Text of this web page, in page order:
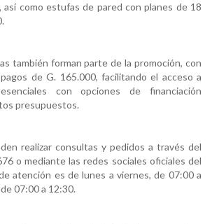
así como estufas de pared con planes de 18
también forman parte de la promoción, con
de G. 165.000, facilitando el acceso a
con opciones de financiación
presupuestos.
realizar consultas y pedidos a través del
o mediante las redes sociales oficiales del
atención es de lunes a viernes, de 07:00 a
07:00 a 12:30.